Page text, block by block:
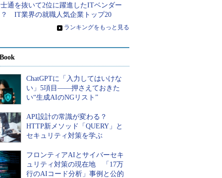
通を抜いて2位に躍進したITベンダー
IT業界の就職人気企業トップ20
» ランキングをもっと見る
ChatGPTに「入力してはいけな
い」5項目――押さえておきた
い“生成AIのNGリスト”
API設計の常識が変わる？
HTTP新メソッド「QUERY」と
セキュリティ対策を学ぶ
フロンティアAIとサイバーセキ
ュリティ対策の現在地 「17万
行のAIコード分析」事例と公的